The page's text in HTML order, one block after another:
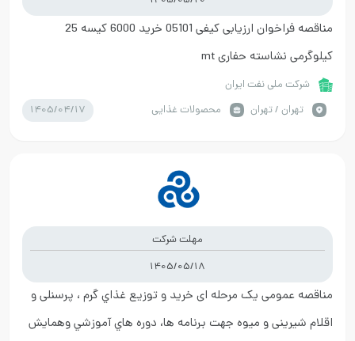
مناقصه فراخوان ارزیابی کیفی 05101 خرید 6000 کیسه 25
کیلوگرمی نشاسته حفاری mt
شرکت ملی نفت ایران
تهران / تهران
محصولات غذایی 1405/04/17
مهلت شرکت
1405/05/18
مناقصه عمومی یک مرحله ای خريد و توزيع غذاي گرم ، پرسنلی و
اقلام شیرینی و میوه جهت برنامه ها، دوره هاي آموزشي وهمايش